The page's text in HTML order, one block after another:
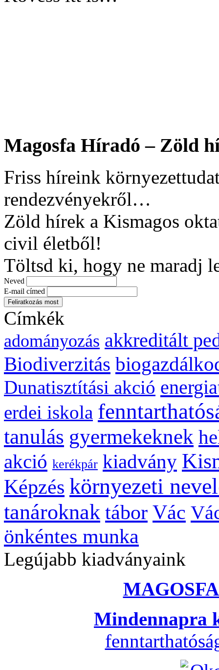
Magosfa Híradó – Zöld
Friss híreink
rendezvényekről…
Zöld hírek a Kismagos
civil életből!
Töltsd ki, hogy ne maradj
Neved
E-mail címed
Címkék
adományozás akkreditált
Biodiverzitás
Dunatisztítási akció
erdei iskola
tanulás gyermekeknek
akció kerékpár kiadvány
Képzés környezeti
tanároknak tábor Vác
önkéntes munka
Legújabb kiadványaink
Mindennapra